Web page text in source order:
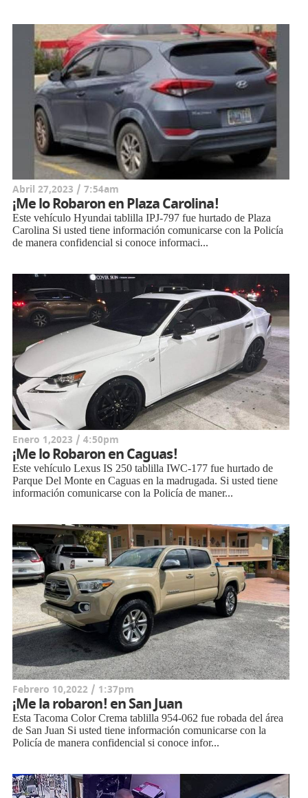
Abril 27,2023 / 7:54am
¡Me lo Robaron en Plaza Carolina!
Este vehículo Hyundai tablilla IPJ-797 fue hurtado de Plaza
Carolina Si usted tiene información comunicarse con la Policía
de manera confidencial si conoce informaci...
Enero 1,2023 / 4:50pm
¡Me lo Robaron en Caguas!
Este vehículo Lexus IS 250 tablilla IWC-177 fue hurtado de
Parque Del Monte en Caguas en la madrugada. Si usted tiene
información comunicarse con la Policía de maner...
Febrero 10,2022 / 1:37pm
¡Me la robaron! en San Juan
Esta Tacoma Color Crema tablilla 954-062 fue robada del área
de San Juan Si usted tiene información comunicarse con la
Policía de manera confidencial si conoce infor...